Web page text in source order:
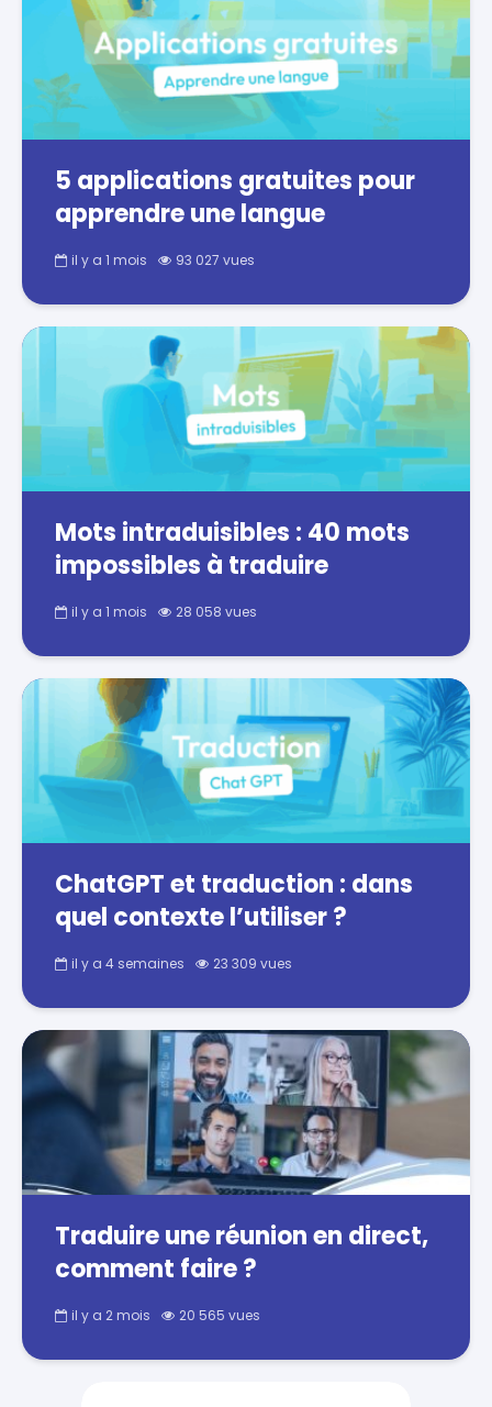
5 applications gratuites pour
apprendre une langue
il y a 1 mois 93 027 vues
Mots intraduisibles : 40 mots
impossibles à traduire
il y a 1 mois 28 058 vues
ChatGPT et traduction : dans
quel contexte l’utiliser ?
il y a 4 semaines 23 309 vues
Traduire une réunion en direct,
comment faire ?
il y a 2 mois 20 565 vues